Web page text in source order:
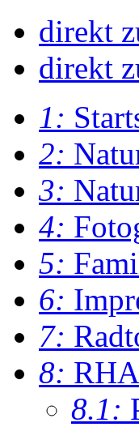
direkt
direkt
1:
2:
3:
4:
5:
6:
7:
8:
8.1: